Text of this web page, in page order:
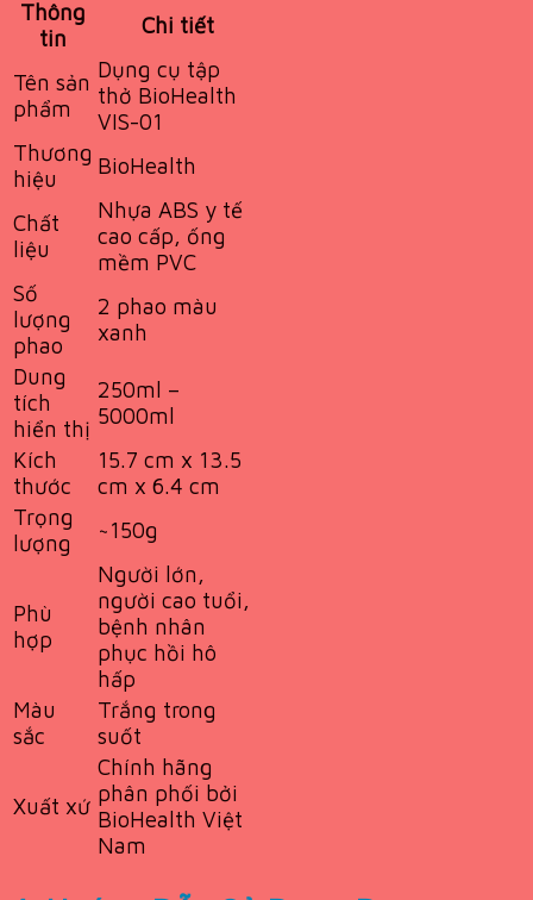
Thông
tin
Chi tiết
Tên sản
phẩm
Dụng cụ tập
thở BioHealth
VIS-01
Thương
hiệu
BioHealth
Chất
liệu
Nhựa ABS y tế
cao cấp, ống
mềm PVC
Số
lượng
phao
2 phao màu
xanh
Dung
tích
hiển thị
250ml –
5000ml
Kích
thước
15.7 cm x 13.5
cm x 6.4 cm
Trọng
lượng
~150g
Phù
hợp
Người lớn,
người cao tuổi,
bệnh nhân
phục hồi hô
hấp
Màu
sắc
Trắng trong
suốt
Xuất xứ
Chính hãng
phân phối bởi
BioHealth Việt
Nam